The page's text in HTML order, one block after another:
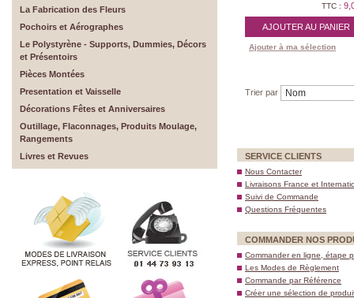
La Fabrication des Fleurs
Pochoirs et Aérographes
Le Polystyrène - Supports, Dummies, Décors
et Présentoirs
Pièces Montées
Presentation et Vaisselle
Décorations Fêtes et Anniversaires
Outillage, Flaconnages, Produits Moulage,
Rangements
Livres et Revues
TTC :
AJOUTER AU PANIER
Ajouter à ma sélection
Trier par
SERVICE CLIENTS
Nous Contacter
Livraisons France et
Suivi de Commande
Questions Fréquentes
COMMANDER NOS
Commander en ligne, étape
Les Modes de Règlement
Commande par Référence
Créer une sélection de